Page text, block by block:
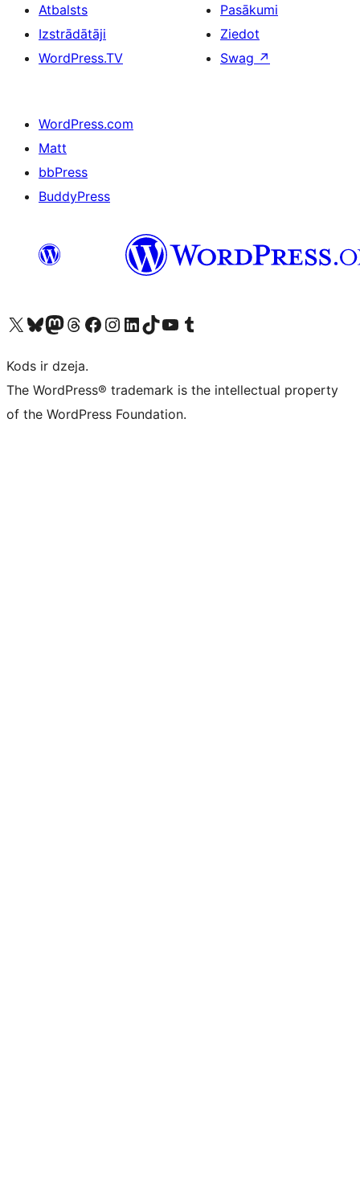
Atbalsts
Izstrādātāji
WordPress.TV
Pasākumi
Ziedot
Swag ↗
WordPress.com
Matt
bbPress
BuddyPress
Apmeklējiet mūsu X (agrāk Twitter) kontu
Apmeklējiet mūsu Bluesky kontu
Apmeklējiet mūsu Mastodon kontu
Apmeklējiet mūsu Threads kontu
Apmeklējiet mūsu Facebook lapuApmeklējiet mūsu Instagram kontu
Apmeklējiet mūsu LinkedIn kontu
Apmeklējiet mūsu TikTok kontu
Apmeklējiet mūsu YouTube kanālu
Apmeklējiet mūsu Tumblr kontu
Kods ir dzeja.
The WordPress® trademark is the intellectual property
of the WordPress Foundation.